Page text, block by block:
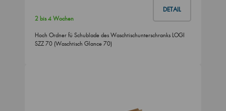
DETAIL
2 bis 4 Wochen
Hoch Ordner fü Schublade des Waschtischunterschranks LOGI
SZZ 70 (Waschtisch Glance 70)